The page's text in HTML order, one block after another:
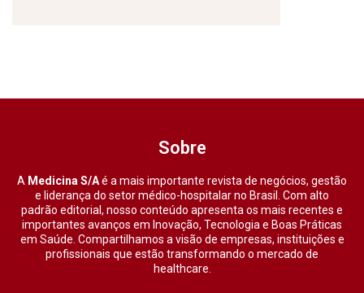
Sobre
A Medicina S/Aé a mais importante revista de negócios, gestão
e liderança do setor médico-hospitalar no Brasil. Com alto
padrão editorial, nosso conteúdo apresenta os mais recentes e
importantes avanços em Inovação, Tecnologia e Boas Práticas
em Saúde. Compartilhamos a visão de empresas, instituições e
profissionais que estão transformando o mercado de
healthcare.